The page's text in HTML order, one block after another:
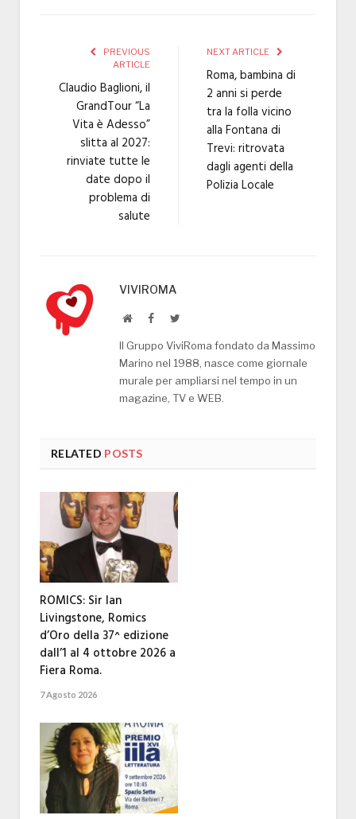
PREVIOUS
ARTICLE
Claudio Baglioni, il
GrandTour “La
Vita è Adesso”
slitta al 2027:
rinviate tutte le
date dopo il
problema di
salute
NEXT ARTICLE
Roma, bambina di
2 anni si perde
tra la folla vicino
alla Fontana di
Trevi: ritrovata
dagli agenti della
Polizia Locale
VIVIROMA
WebsiteFacebookTwitter
Il Gruppo ViviRoma fondato da Massimo
Marino nel 1988, nasce come giornale
murale per ampliarsi nel tempo in un
magazine, TV e WEB.
RELATED POSTS
ROMICS: Sir Ian
Livingstone, Romics
d’Oro della 37^ edizione
dall’1 al 4 ottobre 2026 a
Fiera Roma.
7 Agosto 2026